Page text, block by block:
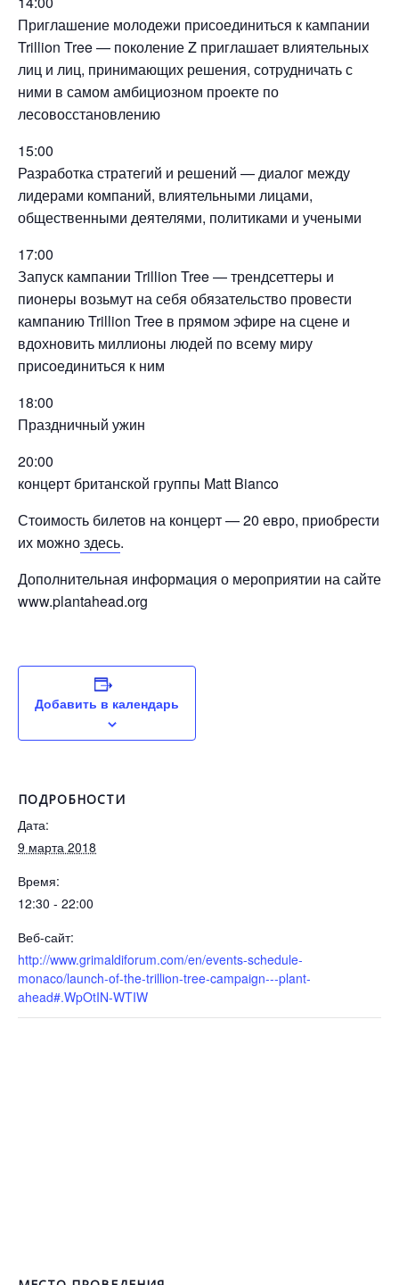
Приглашение молодежи присоединиться к кампании
Trillion Tree — поколение Z приглашает влиятельных
лиц и лиц, принимающих решения, сотрудничать с
ними в самом амбициозном проекте по
лесовосстановлению
15:00
Разработка стратегий и решений — диалог между
лидерами компаний, влиятельными лицами,
общественными деятелями, политиками и учеными
17:00
Запуск кампании Trillion Tree — трендсеттеры и
пионеры возьмут на себя обязательство провести
кампанию Trillion Tree в прямом эфире на сцене и
вдохновить миллионы людей по всему миру
присоединиться к ним
18:00
Праздничный ужин
20:00
концерт британской группы Matt Bianco
Стоимость билетов на концерт — 20 евро, приобрести
их можноздесь.
Дополнительная информация о мероприятии на сайте
www.plantahead.org
Добавить в календарь
ПОДРОБНОСТИ
Дата:
9 марта 2018
Время:
12:30 - 22:00
Веб-сайт:
http://www.grimaldiforum.com/en/events-schedule-
monaco/launch-of-the-trillion-tree-campaign---plant-
ahead#.WpOtIN-WTIW